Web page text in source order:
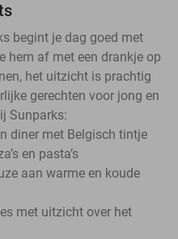
begint je dag goed met
hem af met een drankje op
het uitzicht is prachtig
gerechten voor jong en
Sunparks:
diner met Belgisch tintje
en pasta’s
aan warme en koude
met uitzicht over het